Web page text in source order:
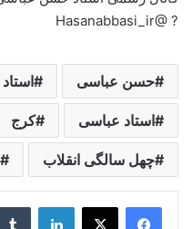
? @Hasanabbasi_ir
حسن عباسی
استاد عباسی کرج
چهل سالگی انقلاب
لینکدین